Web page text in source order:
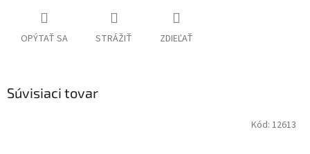
OPÝTAŤ SA STRÁŽIŤ ZDIEĽAŤ
Súvisiaci tovar
Kód: 12613